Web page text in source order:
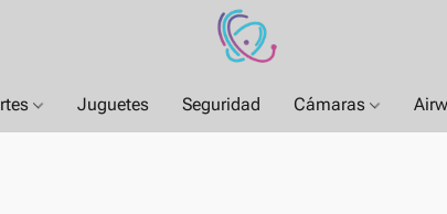
Juguetes Seguridad Cámaras